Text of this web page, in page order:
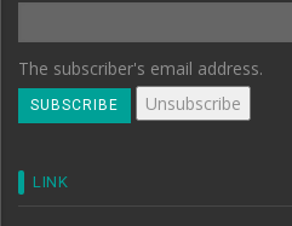
The subscriber's email address.
LINK